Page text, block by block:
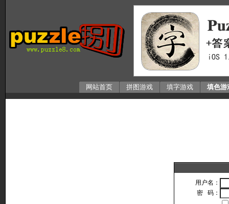
网站首页 拼图游戏 填字游戏 填色游
用户名：
密 码：